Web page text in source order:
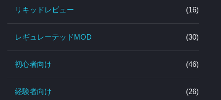
リキッドレビュー (16)
レギュレーテッドMOD (30)
初心者向け (46)
経験者向け (26)